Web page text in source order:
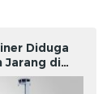
Diduga
Jarang di